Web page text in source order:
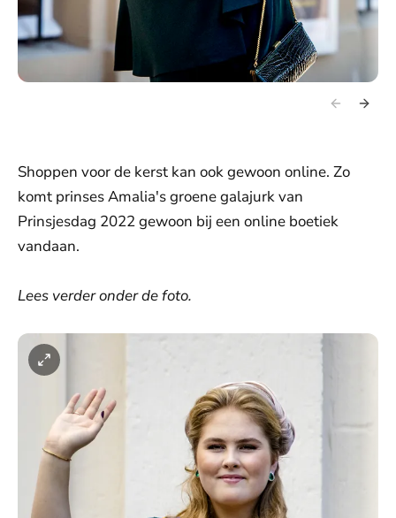
Shoppen voor de kerst kan ook gewoon online. Zo
komt prinses Amalia's groene galajurk van
Prinsjesdag 2022 gewoon bij een online boetiek
vandaan.
Lees verder onder de foto.